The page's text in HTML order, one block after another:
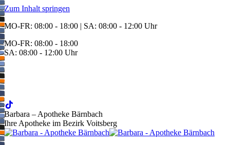
Zum Inhalt springen
MO-FR: 08:00 - 18:00 | SA: 08:00 - 12:00 Uhr
MO-FR: 08:00 - 18:00
SA: 08:00 - 12:00 Uhr
BEREITSCHAFT
+43 3142 62553
Barbara – Apotheke Bärnbach
Ihre Apotheke im Bezirk Voitsberg